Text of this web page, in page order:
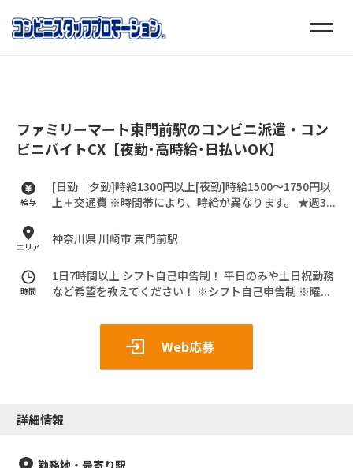
ファミリーマート東門前駅のコンビニ派遣・コン
ビニバイトCX【夜勤･高時給･日払いOK】
給与
[日勤｜夕勤]時給1300円以上[夜勤]時給1500～1750円以
上＋交通費 ※時間帯により、時給が異なります。 ★週3...
エリア 神奈川県 川崎市 東門前駅
時間
1日7時間以上 シフト自己申告制！ 平日のみや土日祝勤務
など希望を教えてください！ ※シフト自己申告制 ※曜...
Web応募
詳細情報